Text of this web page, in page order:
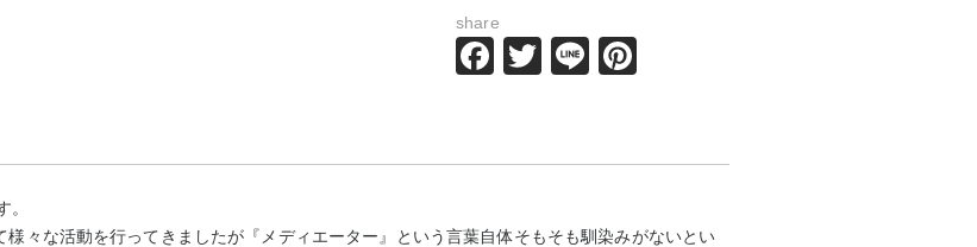
share
Facebook
Twitter
Line
。
々な活動を行ってきましたが『メディエーター』という言葉自体そもそも馴染みがないとい